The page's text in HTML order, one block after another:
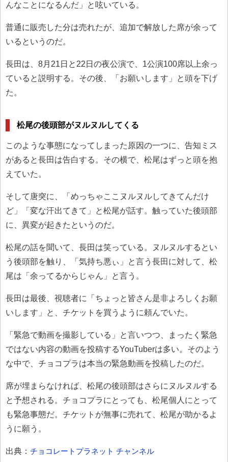
んなことになるんだ」と呟いている。
普通に販売した分は売れたが、追加で解放した席が余って
いるというのだ。
長田は、8月21日と22日の夜公演で、1公演100席以上余っ
ていると説明する。その後、「お願いします」と頭を下げ
た。
松尾の後頭部がヌルヌルしてくる
このような事態になってしまった原因の一つに、告知ミス
があると長田は告白する。その横で、松尾はずっと頭を抱
えていた。
そして唐突に、「めっちゃここヌルヌルしてきてんだけ
ど」「変な汗出てきて」と松尾が話す。触っていた後頭部
に、異変が起きたというのだ。
松尾の話を聞いて、長田は笑っている。ヌルヌルするとい
う後頭部を触り、「気持ち悪ぃ」と言う長田に対して、松
尾は「余ってるからじゃん」と言う。
長田は最後、視聴者に「ちょっと皆さん是非よろしくお願
いします」と、チケットを買うように頼んでいた。
「緊急で動画を撮影している」と言いつつ、まったく緊急
ではない内容の動画を投稿するYouTuberは多い。そのよう
な中で、チョコプラは本当の緊急動画を投稿したのだ。
席が埋まらなければ、松尾の後頭部はさらにヌルヌルする
と予想される。チョコプラにとっても、松尾個人にとって
も緊急事態だ。チケットが無事に売れて、松尾が助かるよ
うに願う。
出典： チョコレートプラネット チャンネル